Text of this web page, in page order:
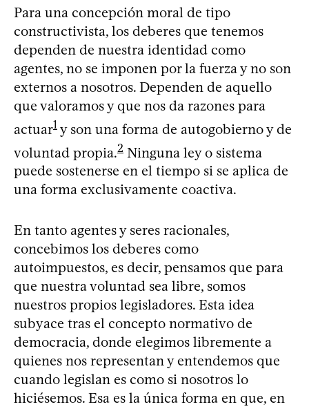
Para una concepción moral de tipo
constructivista, los deberes que tenemos
dependen de nuestra identidad como
agentes, no se imponen por la fuerza y no son
externos a nosotros. Dependen de aquello
que valoramos y que nos da razones para
actuar1 y son una forma de autogobierno y de
voluntad propia.2 Ninguna ley o sistema
puede sostenerse en el tiempo si se aplica de
una forma exclusivamente coactiva.
En tanto agentes y seres racionales,
concebimos los deberes como
autoimpuestos, es decir, pensamos que para
que nuestra voluntad sea libre, somos
nuestros propios legisladores. Esta idea
subyace tras el concepto normativo de
democracia, donde elegimos libremente a
quienes nos representan y entendemos que
cuando legislan es como si nosotros lo
hiciésemos. Esa es la única forma en que, en